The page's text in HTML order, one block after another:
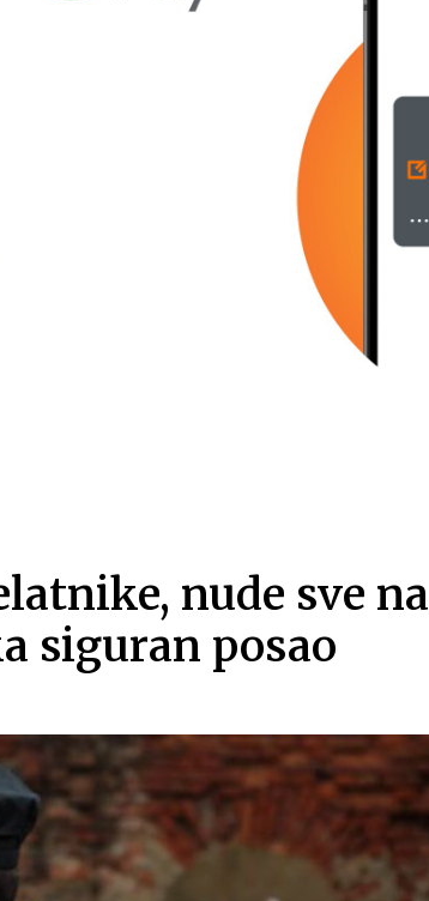
nude sve na
siguran posao